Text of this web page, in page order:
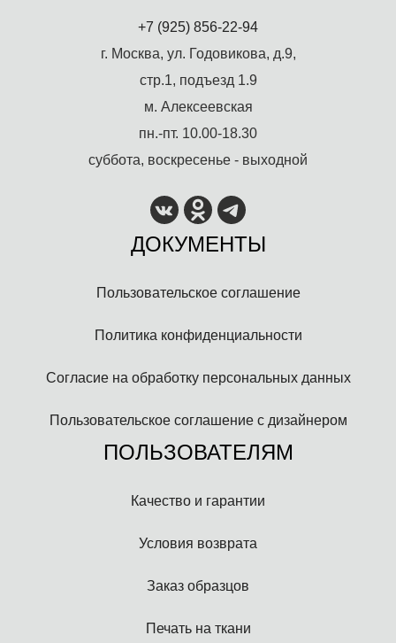
+7 (925) 856-22-94
г. Москва, ул. Годовикова, д.9,
стр.1, подъезд 1.9
м. Алексеевская
пн.-пт. 10.00-18.30
суббота, воскресенье - выходной
ДОКУМЕНТЫ
Пользовательское соглашение
Политика конфиденциальности
Согласие на обработку персональных данных
Пользовательское соглашение с дизайнером
ПОЛЬЗОВАТЕЛЯМ
Качество и гарантии
Условия возврата
Заказ образцов
Печать на ткани